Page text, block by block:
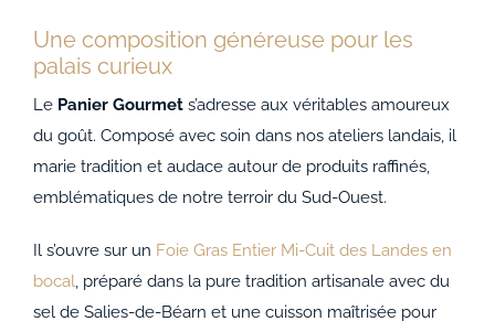
Une composition généreuse pour les
palais curieux
Le Panier Gourmets’adresse aux véritables amoureux
du goût. Composé avec soin dans nos ateliers landais, il
marie tradition et audace autour de produits raffinés,
emblématiques de notre terroir du Sud-Ouest.
Il s’ouvre sur un Foie Gras Entier Mi-Cuit des Landes en
bocal, préparé dans la pure tradition artisanale avec du
sel de Salies-de-Béarn et une cuisson maîtrisée pour